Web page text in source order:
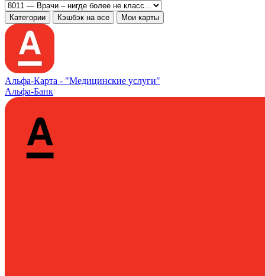
Категории Кэшбэк на все Мои карты
Альфа‑Карта - "Медицинские услуги"
Альфа-Банк